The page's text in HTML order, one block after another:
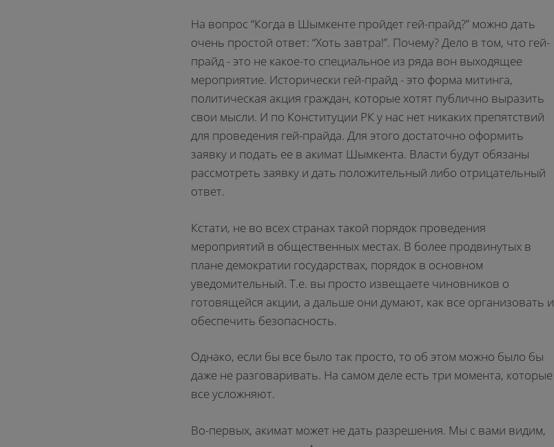
На вопрос “Когда в Шымкенте пройдет гей-прайд?” можно дать
очень простой ответ: “Хоть завтра!”. Почему? Дело в том, что гей-
прайд - это не какое-то специальное из ряда вон выходящее
мероприятие. Исторически гей-прайд - это форма митинга,
политическая акция граждан, которые хотят публично выразить
свои мысли. И по Конституции РК у нас нет никаких препятствий
для проведения гей-прайда. Для этого достаточно оформить
заявку и подать ее в акимат Шымкента. Власти будут обязаны
рассмотреть заявку и дать положительный либо отрицательный
ответ.
Кстати, не во всех странах такой порядок проведения
мероприятий в общественных местах. В более продвинутых в
плане демократии государствах, порядок в основном
уведомительный. Т.е. вы просто извещаете чиновников о
готовящейся акции, а дальше они думают, как все организовать и
обеспечить безопасность.
Однако, если бы все было так просто, то об этом можно было бы
даже не разговаривать. На самом деле есть три момента, которые
все усложняют.
Во-первых, акимат может не дать разрешения. Мы с вами видим,